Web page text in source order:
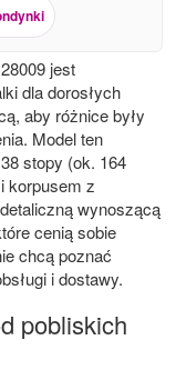
jest
dla dorosłych
aby różnice były
Model ten
stopy (ok. 164
korpusem z
wynoszącą
cenią sobie
chcą poznać
i dostawy.
pobliskich